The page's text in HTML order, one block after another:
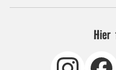
Hier